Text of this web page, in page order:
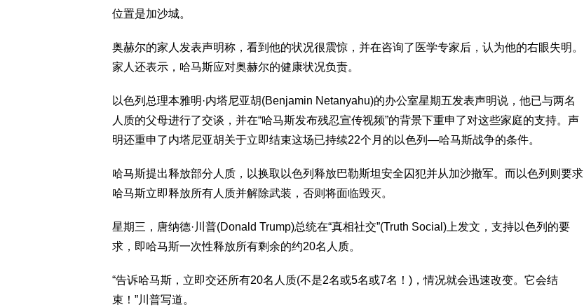
位置是加沙城。
奥赫尔的家人发表声明称，看到他的状况很震惊，并在咨询了医学专家后，认为他的右眼失明。
家人还表示，哈马斯应对奥赫尔的健康状况负责。
以色列总理本雅明·内塔尼亚胡(Benjamin Netanyahu)的办公室星期五发表声明说，他已与两名
人质的父母进行了交谈，并在“哈马斯发布残忍宣传视频”的背景下重申了对这些家庭的支持。声
明还重申了内塔尼亚胡关于立即结束这场已持续22个月的以色列—哈马斯战争的条件。
哈马斯提出释放部分人质，以换取以色列释放巴勒斯坦安全囚犯并从加沙撤军。而以色列则要求
哈马斯立即释放所有人质并解除武装，否则将面临毁灭。
星期三，唐纳德·川普(Donald Trump)总统在“真相社交”(Truth Social)上发文，支持以色列的要
求，即哈马斯一次性释放所有剩余的约20名人质。
“告诉哈马斯，立即交还所有20名人质(不是2名或5名或7名！)，情况就会迅速改变。它会结
束！”川普写道。